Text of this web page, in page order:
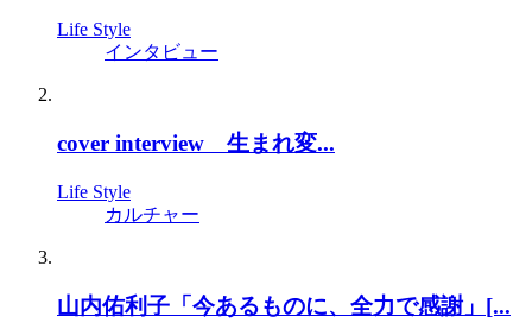
Life Style
インタビュー
cover interview 生まれ変...
Life Style
カルチャー
山内佑利子「今あるものに、全力で感謝」[...